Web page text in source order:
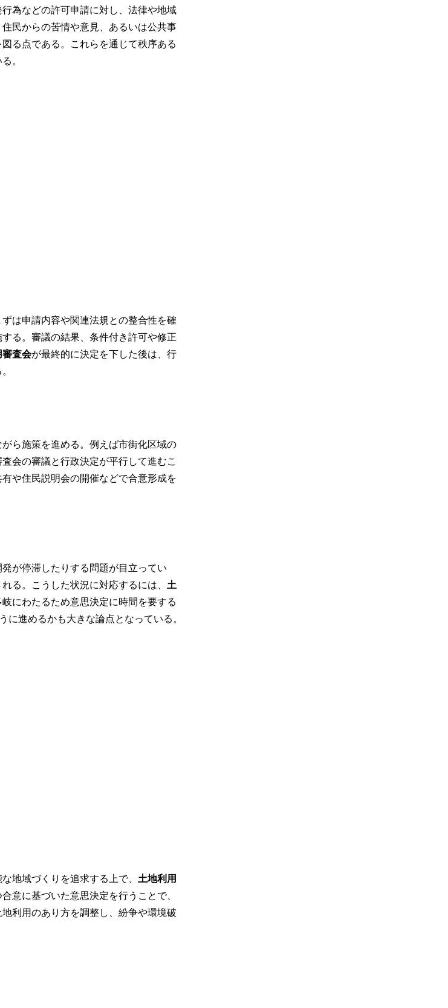
為などの許可申請に対し、法律や地域
民からの苦情や意見、あるいは公共事
る点である。これらを通じて秩序ある
。
は申請内容や関連法規との整合性を確
る。審議の結果、条件付き許可や修正
審査会が最終的に決定を下した後は、行
ら施策を進める。例えば市街化区域の
会の審議と行政決定が平行して進むこ
や住民説明会の開催などで合意形成を
が停滞したりする問題が目立ってい
る。こうした状況に対応するには、 土
にわたるため意思決定に時間を要する
進めるかも大きな論点となっている。
地域づくりを追求する上で、 土地利用
意に基づいた意思決定を行うことで、
利用のあり方を調整し、紛争や環境破